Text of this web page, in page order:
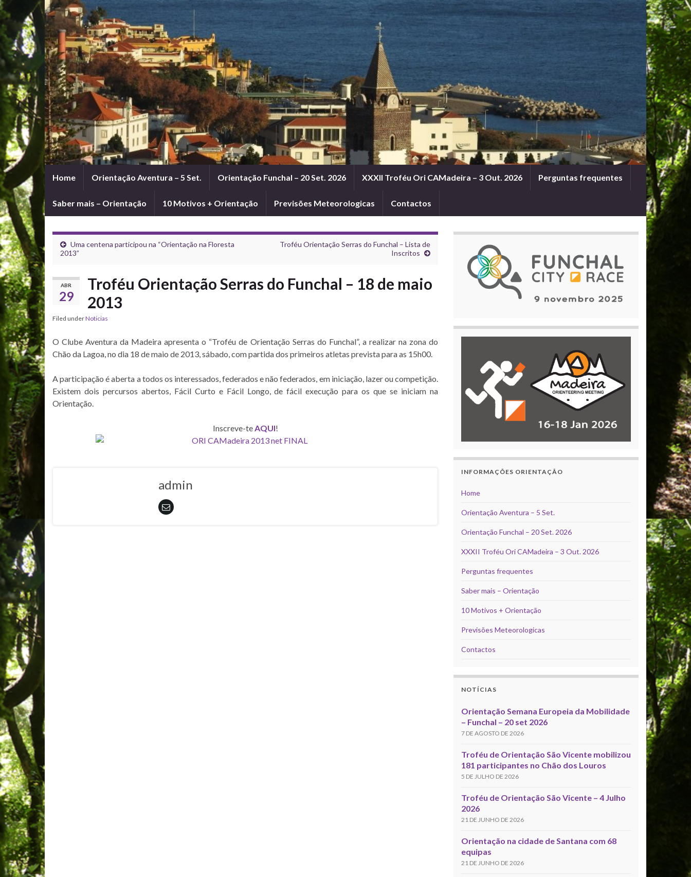
Home Orientação Aventura – 5 Set. Orientação Funchal – 20 Set. 2026 XXXII Troféu Ori CAMadeira – 3 Out. 2026 Perguntas frequentes
Saber mais – Orientação 10 Motivos + Orientação Previsões Meteorologicas Contactos
Uma centena participou na “Orientação na Floresta
2013”
Troféu Orientação Serras do Funchal – Lista de
Inscritos
ABR
29
Troféu Orientação Serras do Funchal – 18 de maio
2013
Filed underNoticias
O Clube Aventura da Madeira apresenta o “Troféu de Orientação Serras do Funchal”, a realizar na zona do
Chão da Lagoa, no dia 18 de maio de 2013, sábado, com partida dos primeiros atletas prevista para as 15h00.
A participação é aberta a todos os interessados, federados e não federados, em iniciação, lazer ou competição.
Existem dois percursos abertos, Fácil Curto e Fácil Longo, de fácil execução para os que se iniciam na
Orientação.
Inscreve-teAQUI!
admin
INFORMAÇÕES ORIENTAÇÃO
Home
Orientação Aventura – 5 Set.
Orientação Funchal – 20 Set. 2026
XXXII Troféu Ori CAMadeira – 3 Out. 2026
Perguntas frequentes
Saber mais – Orientação
10 Motivos + Orientação
Previsões Meteorologicas
Contactos
NOTÍCIAS
Orientação Semana Europeia da Mobilidade
– Funchal – 20 set 2026
7 DE AGOSTO DE 2026
Troféu de Orientação São Vicente mobilizou
181 participantes no Chão dos Louros
5 DE JULHO DE 2026
Troféu de Orientação São Vicente – 4 Julho
2026
21 DE JUNHO DE 2026
Orientação na cidade de Santana com 68
equipas
21 DE JUNHO DE 2026